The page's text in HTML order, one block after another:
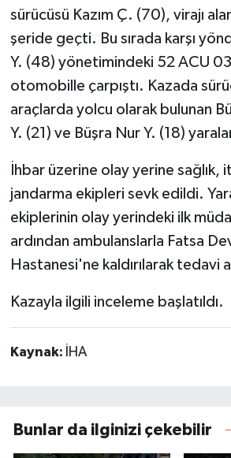
sürücüsü Kazım Ç. (70), virajı
şeride geçti. Bu sırada karşı
Y. (48) yönetimindeki 52 ACU
otomobille çarpıştı. Kazada
araçlarda yolcu olarak bulunan
Y. (21) ve Büşra Nur Y. (18)
İhbar üzerine olay yerine sağlık,
jandarma ekipleri sevk edildi.
ekiplerinin olay yerindeki ilk
ardından ambulanslarla Fatsa
Hastanesi'ne kaldırılarak tedavi
Kazayla ilgili inceleme başlatıldı.
Kaynak: İHA
Bunlar da ilginizi çekebilir